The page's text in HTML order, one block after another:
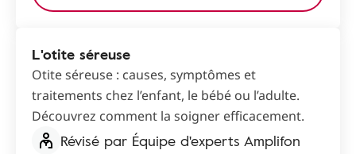
L'otite séreuse
Otite séreuse : causes, symptômes et
traitements chez l’enfant, le bébé ou l’adulte.
Découvrez comment la soigner efficacement.
Révisé par Équipe d'experts Amplifon